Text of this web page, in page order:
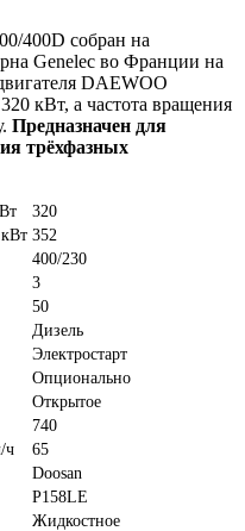
400D собран на
Genelec во Франции на
DAEWOO
кВт, а частота вращения
Предназначен для
трёхфазных
320
352
400/230
3
50
Дизель
Электростарт
Опционально
Открытое
740
ч
65
Doosan
P158LE
Жидкостное